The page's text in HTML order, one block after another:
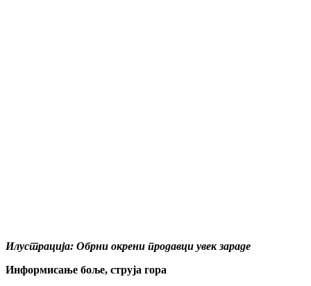
Илустрација: Обрни окрени продавци увек зараде
Информисање боље, струја гора